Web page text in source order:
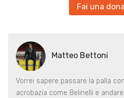
Fai una
Matteo Bettoni
Vorrei sapere passare la palla
acrobazia come Belinelli e